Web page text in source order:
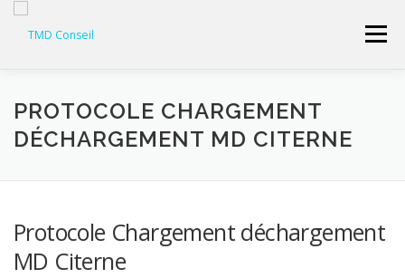
contenu
Menu
ACCUEIL CONSEILLER SÉCURITÉ
LIENS UTILES DEVIS ESPACE RÉSERVÉ
PROTOCOLE CHARGEMENT
DÉCHARGEMENT MD CITERNE
Protocole Chargement déchargement
MD Citerne